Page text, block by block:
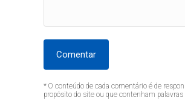
Comentar
* O conteúdo de cada comentário é de
propósito do site ou que contenham palavras